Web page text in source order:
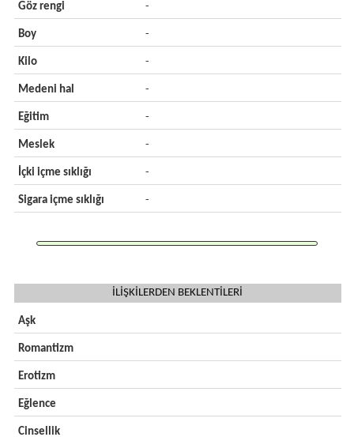
Göz rengi -
Boy -
Kilo -
Medeni hal -
Eğitim -
Meslek -
İçki içme sıklığı -
Sigara içme sıklığı -
İLİŞKİLERDEN BEKLENTİLERİ
Aşk
Romantizm
Erotizm
Eğlence
Cinsellik